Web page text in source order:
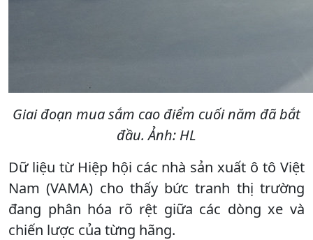
Giai đoạn mua sắm cao điểm cuối năm đã bắt
đầu. Ảnh: HL
Dữ liệu từ Hiệp hội các nhà sản xuất ô tô Việt
Nam (VAMA) cho thấy bức tranh thị trường
đang phân hóa rõ rệt giữa các dòng xe và
chiến lược của từng hãng.